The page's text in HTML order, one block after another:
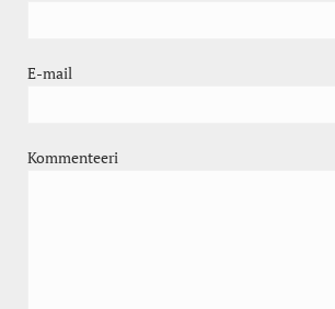
E-mail
Kommenteeri